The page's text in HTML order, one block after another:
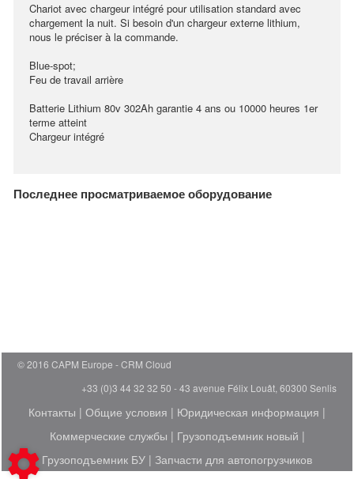
Chariot avec chargeur intégré pour utilisation standard avec
chargement la nuit. Si besoin d'un chargeur externe lithium,
nous le préciser à la commande.
Blue-spot;
Feu de travail arrière
Batterie Lithium 80v 302Ah garantie 4 ans ou 10000 heures 1er
terme atteint
Chargeur intégré
Последнее просматриваемое оборудование
© 2016 CAPM Europe
CRM Cloud
+33 (0)3 44 32 32 50 - 43 avenue Félix Louât, 60300 Senlis
Контакты | Общие условия | Юридическая информация |
Коммерческие службы | Грузоподъемник новый |
Грузоподъемник БУ | Запчасти для автопогрузчиков